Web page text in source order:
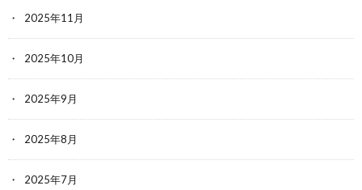
2025年11月
2025年10月
2025年9月
2025年8月
2025年7月